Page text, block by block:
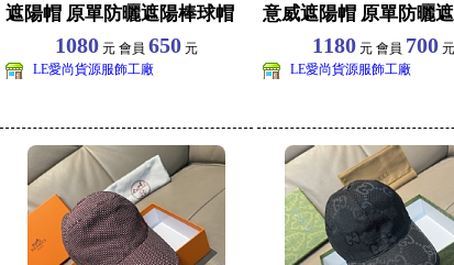
遮陽帽 原單防曬遮陽棒球帽
批發 旅遊
1080元 會員 650元
LE愛尚貨源服飾工廠
意威遮陽帽 原單防曬
球帽批發
1180元 會員 700元
LE愛尚貨源服飾工廠